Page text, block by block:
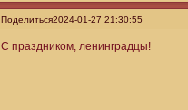
Поделиться2024-01-27 21:30:55
С праздником, ленинградцы!